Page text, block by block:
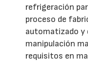
refrigeración
proceso de
automatizado y
manipulación
requisitos en